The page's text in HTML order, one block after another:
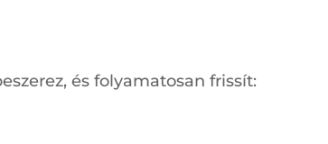
és folyamatosan frissít: